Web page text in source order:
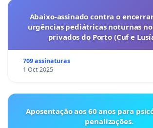
Abaixo-assinado contra o
urgências pediátricas noturnas
privados do Porto (Cuf e
709 assinaturas
1 Oct 2025
Aposentação aos 60 anos para
penalizações.